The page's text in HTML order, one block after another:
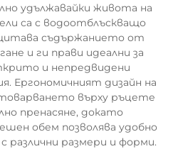
удължавайки живота на
са с водоотблъскващо
съдържанието от
и ги прави идеални за
и непредвидени
Ергономичният дизайн на
върху ръцете
пренасяне, докато
обем позволява удобно
различни размери и форми.